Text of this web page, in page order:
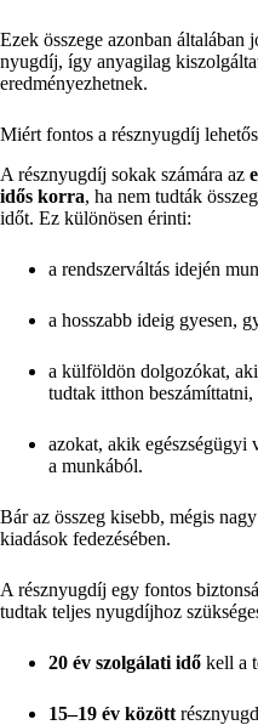
Ezek összege azonban általában
nyugdíj, így anyagilag
eredményezhetnek.
Miért fontos a résznyugdíj
A résznyugdíj sokak számára az
idős korra, ha nem tudták
időt. Ez különösen érinti:
a rendszerváltás idején
a hosszabb ideig gyesen,
a külföldön dolgozókat,
tudtak itthon beszámíttatni,
azokat, akik egészségügyi
a munkából.
Bár az összeg kisebb, mégis
kiadások fedezésében.
A résznyugdíj egy fontos
tudtak teljes nyugdíjhoz
20 év szolgálati idő kell a
15–19 év között